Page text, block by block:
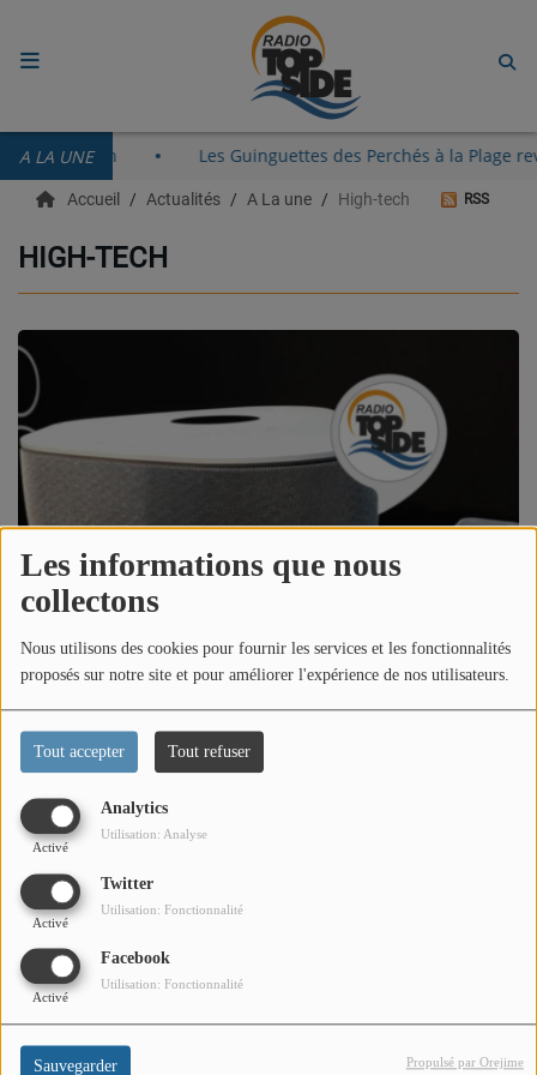
Les informations que nous
collectons
Nous utilisons des cookies pour fournir les services et les fonctionnalités
proposés sur notre site et pour améliorer l'expérience de nos utilisateurs.
Tout accepter Tout refuser
Analytics
Activé
Utilisation: Analyse
Twitter
Activé
Utilisation: Fonctionnalité
Facebook
Activé
Utilisation: Fonctionnalité
Sauvegarder Propulsé par Orejime
A LA UNE
de Menton Les Guinguettes des Perchés à la
RADIO
ECOUTER
RECHERCHE DE TITRES
EMISSIONS
CÔTE D'AZUR
EVÉNEMENTS
CIRCULATION EN TEMPS RÉEL
HIGH-TECH
SPORT
SANTÉ
Accueil Actualités A La une High-tech RSS
HIGH-TECH
Radio Top Side disponible sur la dernière Freebox Delta